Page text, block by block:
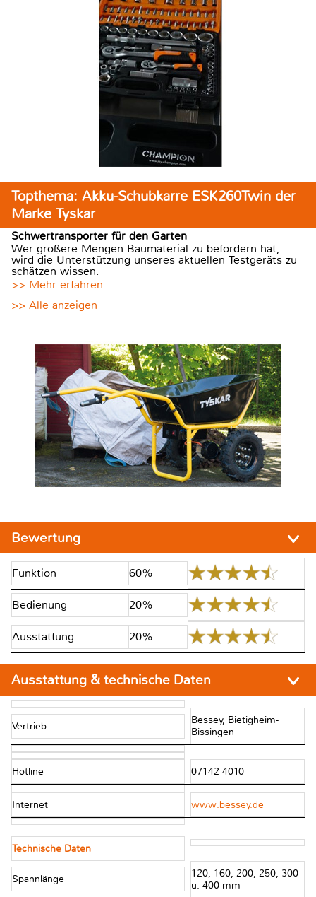
Topthema: Akku-Schubkarre ESK260Twin der
Marke Tyskar
Schwertransporter für den Garten
Wer größere Mengen Baumaterial zu befördern hat,
wird die Unterstützung unseres aktuellen Testgeräts zu
schätzen wissen.
>> Mehr erfahren
>> Alle anzeigen
Bewertung
Funktion 60%
Bedienung 20%
Ausstattung 20%
Ausstattung & technische Daten
Vertrieb
Bessey, Bietigheim-
Bissingen
Hotline 07142 4010
Internet www.bessey.de
Technische Daten
Spannlänge
120, 160, 200, 250, 300
u. 400 mm